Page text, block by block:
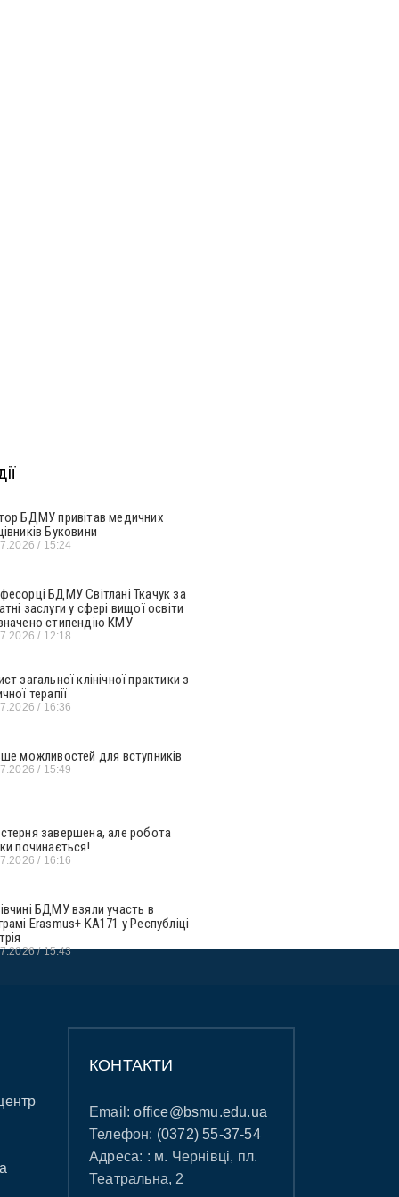
БДМУ привітав медичних
Буковини
15:24
БДМУ Світлані Ткачук за
заслуги у сфері вищої освіти
стипендію КМУ
12:18
загальної клінічної практики з
терапії
16:36
можливостей для вступників
15:49
завершена, але робота
починається!
16:16
БДМУ взяли участь в
Erasmus+ KA171 у Республіці
15:43
КОНТАКТИ
Email:office@bsmu.edu.ua
Телефон: (0372) 55-37-54
Адреса: : м. Чернівці, пл.
Театральна, 2